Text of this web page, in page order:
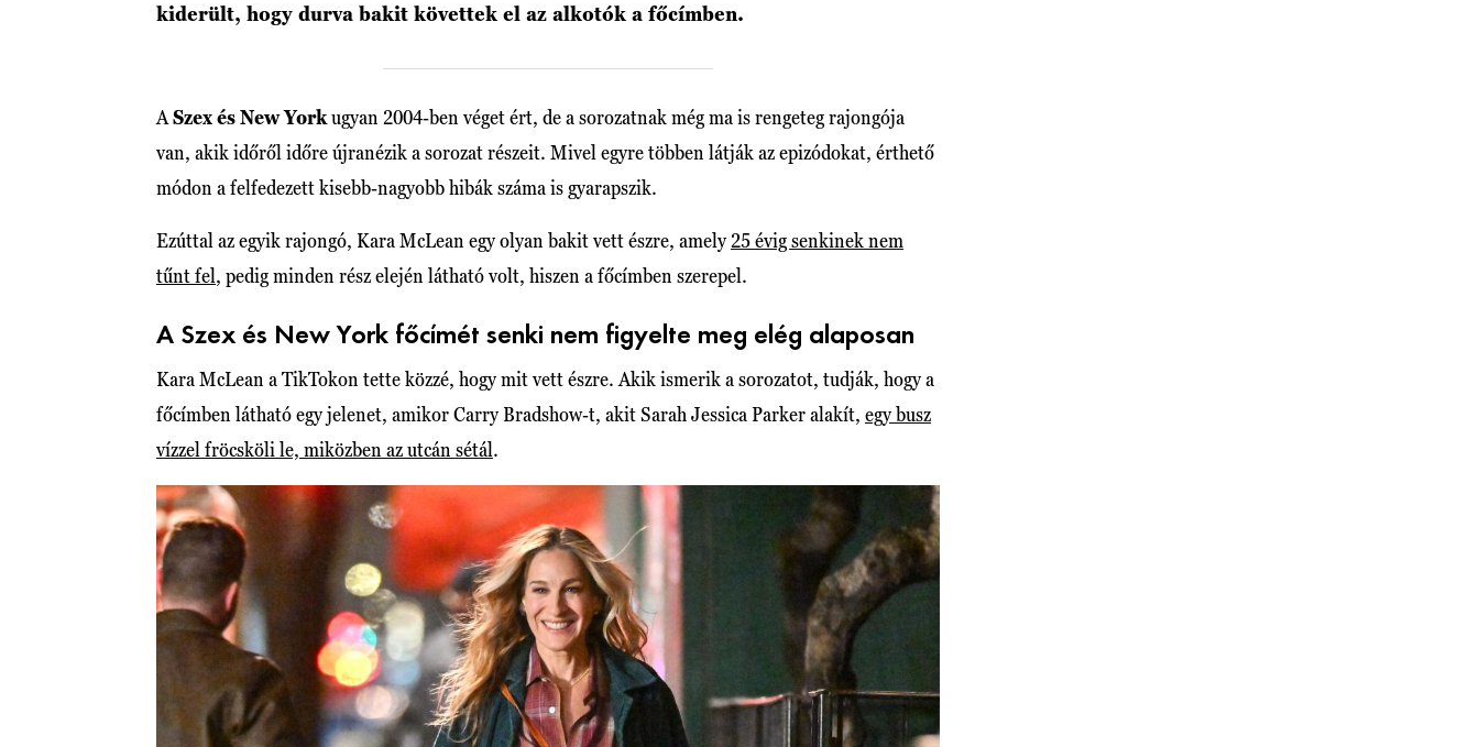
kiderült, hogy durva bakit követtek el az alkotók a főcímben.
ASzex és New Yorkugyan 2004-ben véget ért, de a sorozatnak még ma is rengeteg rajongója
van, akik időről időre újranézik a sorozat részeit. Mivel egyre többen látják az epizódokat, érthető
módon a felfedezett kisebb-nagyobb hibák száma is gyarapszik.
Ezúttal az egyik rajongó, Kara McLean egy olyan bakit vett észre, amely 25 évig senkinek nem
tűnt fel, pedig minden rész elején látható volt, hiszen a főcímben szerepel.
A Szex és New York főcímét senki nem figyelte meg elég alaposan
Kara McLean a TikTokon tette közzé, hogy mit vett észre. Akik ismerik a sorozatot, tudják, hogy a
főcímben látható egy jelenet, amikor Carry Bradshow-t, akit Sarah Jessica Parker alakít, egy busz
vízzel fröcsköli le, miközben az utcán sétál.